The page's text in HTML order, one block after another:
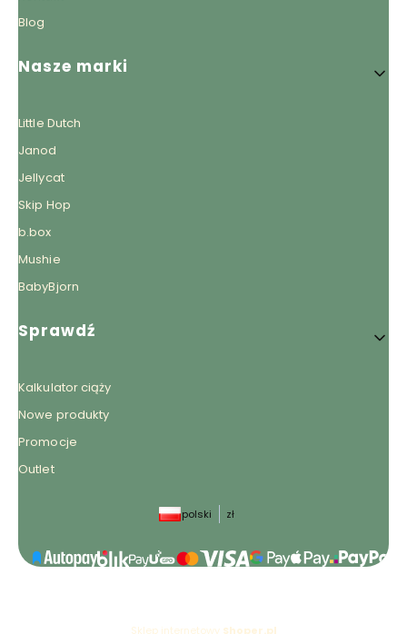
Blog
Nasze marki
Little Dutch
Janod
Jellycat
Skip Hop
b.box
Mushie
BabyBjorn
Sprawdź
Kalkulator ciąży
Nowe produkty
Promocje
Outlet
polski zł
Sklep internetowy Shoper.pl